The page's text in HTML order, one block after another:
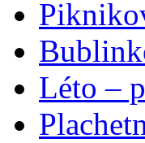
Léto –